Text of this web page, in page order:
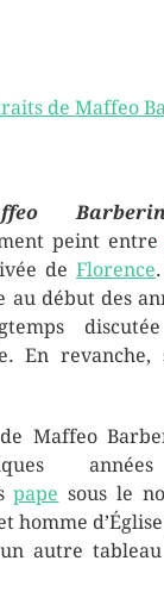
de Maffeo
peint entre
de Florence
début des
En
Maffeo
pape sous le
homme
un autre